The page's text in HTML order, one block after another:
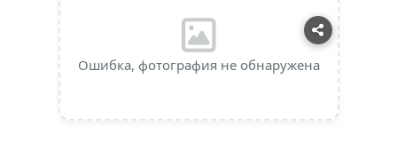
Ошибка, фотография не обнаружена